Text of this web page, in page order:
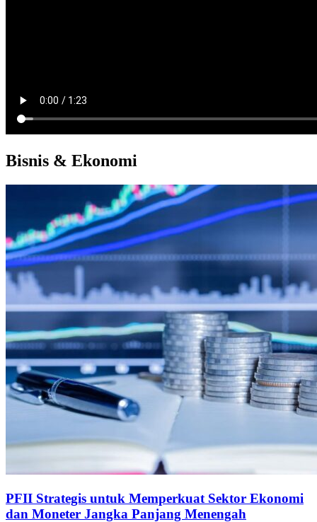
Bisnis & Ekonomi
PFII Strategis untuk Memperkuat Sektor Ekonomi
dan Moneter Jangka Panjang Menengah